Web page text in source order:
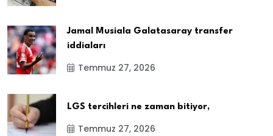
Jamal Musiala Galatasaray transfer
iddiaları
Temmuz 27, 2026
LGS tercihleri ne zaman bitiyor,
Temmuz 27, 2026